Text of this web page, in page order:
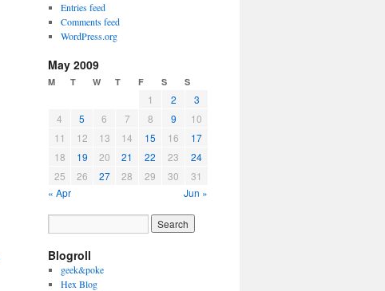
Entries feed
Comments feed
WordPress.org
May 2009
M T W T F S S
1 2
3
4
5 6 7 8 9
10
11
12 13 14 15 16
17
18
19 20 21 22 23
24
25
26 27 28 29 30
31
« Apr
Jun »
Blogroll
geek&poke
Hex Blog